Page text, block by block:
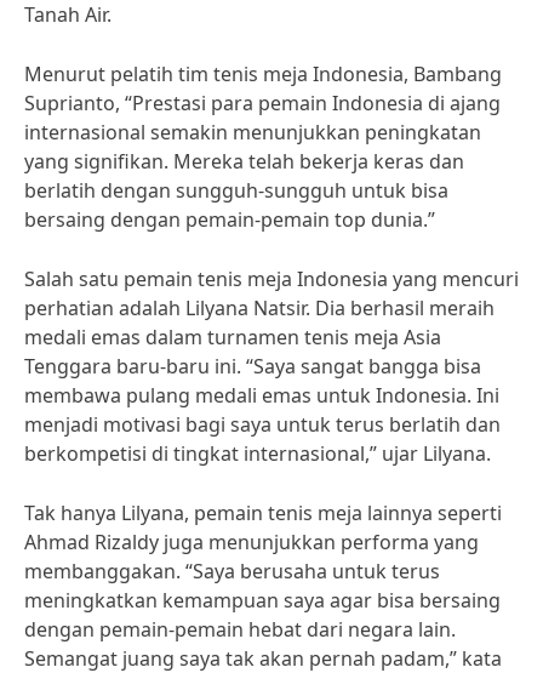
Tanah Air.
Menurut pelatih tim tenis meja Indonesia, Bambang
Suprianto, “Prestasi para pemain Indonesia di ajang
internasional semakin menunjukkan peningkatan
yang signifikan. Mereka telah bekerja keras dan
berlatih dengan sungguh-sungguh untuk bisa
bersaing dengan pemain-pemain top dunia.”
Salah satu pemain tenis meja Indonesia yang mencuri
perhatian adalah Lilyana Natsir. Dia berhasil meraih
medali emas dalam turnamen tenis meja Asia
Tenggara baru-baru ini. “Saya sangat bangga bisa
membawa pulang medali emas untuk Indonesia. Ini
menjadi motivasi bagi saya untuk terus berlatih dan
berkompetisi di tingkat internasional,” ujar Lilyana.
Tak hanya Lilyana, pemain tenis meja lainnya seperti
Ahmad Rizaldy juga menunjukkan performa yang
membanggakan. “Saya berusaha untuk terus
meningkatkan kemampuan saya agar bisa bersaing
dengan pemain-pemain hebat dari negara lain.
Semangat juang saya tak akan pernah padam,” kata